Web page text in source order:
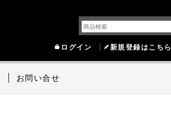
ログイン 新規登録はこちら
お問い合せ